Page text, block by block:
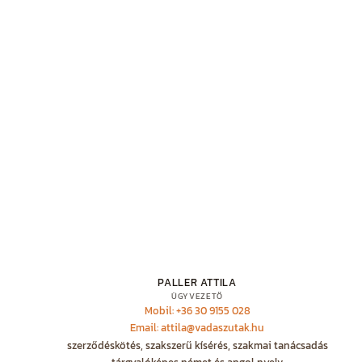
PALLER ATTILA
ÜGYVEZETŐ
Mobil: +36 30 9155 028
Email: attila@vadaszutak.hu
szerződéskötés, szakszerű kísérés, szakmai tanácsadás